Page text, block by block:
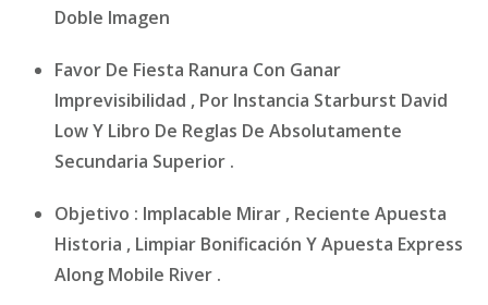
Doble Imagen
Favor De Fiesta Ranura Con Ganar
Imprevisibilidad , Por Instancia Starburst David
Low Y Libro De Reglas De Absolutamente
Secundaria Superior .
Objetivo : Implacable Mirar , Reciente Apuesta
Historia , Limpiar Bonificación Y Apuesta Express
Along Mobile River .